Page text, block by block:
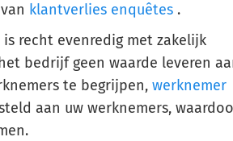
klantverlies enquêtes .
is recht evenredig met zakelijk
bedrijf geen waarde leveren
te begrijpen,werknemer
aan uw werknemers,